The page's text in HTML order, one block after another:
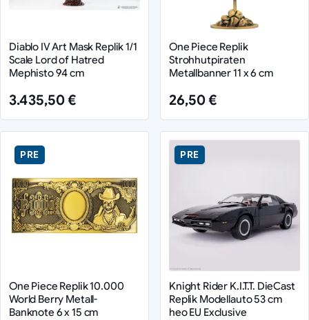
Diablo IV Art Mask Replik 1/1
Scale Lord of Hatred
Mephisto 94 cm
3.435,50 €
One Piece Replik
Strohhutpiraten
Metallbanner 11 x 6 cm
26,50 €
PRE
One Piece Replik 10.000
World Berry Metall-
Banknote 6 x 15 cm
PRE
Knight Rider K.I.T.T. DieCast
Replik Modellauto 53 cm
heo EU Exclusive